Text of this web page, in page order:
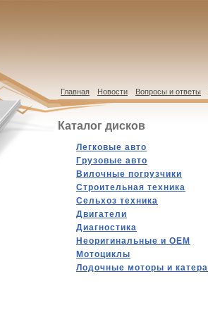
Главная Новости Вопросы и ответы
Каталог дисков
Легковые авто
Грузовые авто
Вилочные погрузчики
Строительная техника
Сельхоз техника
Двигатели
Диагностика
Hеоригинальные и OEM
Мотоциклы
Лодочные моторы и катера